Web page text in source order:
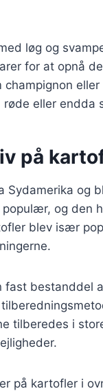
løg og
for at opnå
champignon
eller endda
på
Sydamerika og
og den
blev især
fast bestanddel
tilberedes i
på kartofler i